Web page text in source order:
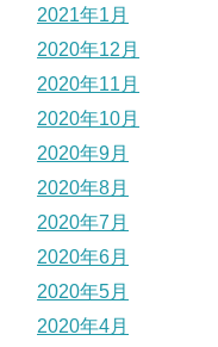
2021年1月
2020年12月
2020年11月
2020年10月
2020年9月
2020年8月
2020年7月
2020年6月
2020年5月
2020年4月